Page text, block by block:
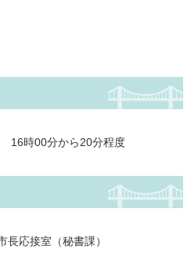
16時00分から20分程度
応接室（秘書課）